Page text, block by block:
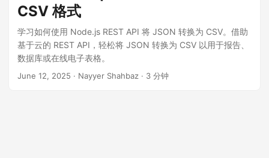
o
n
CSV 格式
学习如何使用 Node.js REST API 将 JSON 转换为 CSV。借助
基于云的 REST API，轻松将 JSON 转换为 CSV 以用于报告、
数据库或在线电子表格。
June 12, 2025 · Nayyer Shahbaz · 3 分钟